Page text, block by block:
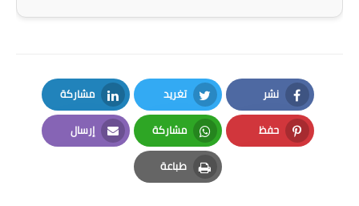
المرحلة الابتدائية
المرحلة المتوسطة
المرحلة الاعدادية
نشر
Facebook
تغريد
Twitter
مشاركة
LinkedIn
حفظ
Pinterest
مشاركة
Whatsapp
إرسال
Email
طباعة
Print